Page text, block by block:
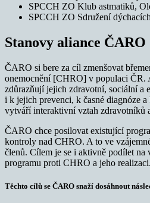
SPCCH ZO Klub astmatiků,
SPCCH ZO Sdružení
Stanovy aliance ČARO
ČARO si bere za cíl zmenšovat
onemocnění [CHRO] v populaci ČR.
zdůrazňují jejich zdravotní, sociální a
i k jejich prevenci, k časné diagnóze
vytváří interaktivní vztah zdravotníků
ČARO chce posilovat existující
kontroly nad CHRO. A to ve
členů. Cílem je se i aktivně podílet
programu proti CHRO a jeho realizaci.
Těchto cílů se ČARO snaží dosáhnout